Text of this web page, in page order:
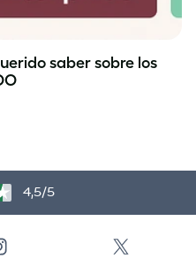
saber sobre los
4,5/5